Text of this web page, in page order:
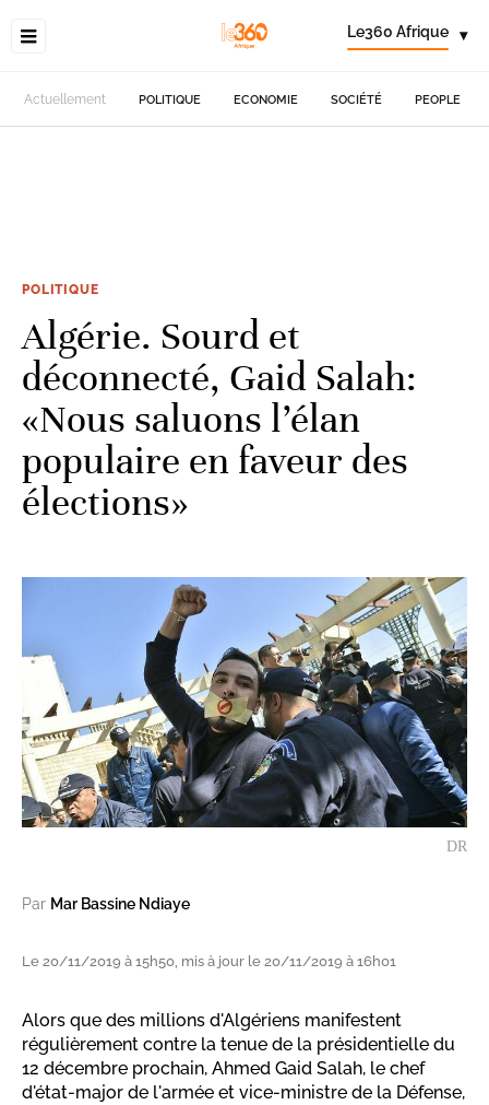
Le360 Afrique ▾
Actuellement POLITIQUE ECONOMIE SOCIÉTÉ PEOPLE
POLITIQUE
Algérie. Sourd et
déconnecté, Gaid Salah:
«Nous saluons l’élan
populaire en faveur des
élections»
DR
Par Mar Bassine Ndiaye
Le 20/11/2019 à 15h50, mis à jour le 20/11/2019 à 16h01
Alors que des millions d'Algériens manifestent
régulièrement contre la tenue de la présidentielle du
12 décembre prochain, Ahmed Gaid Salah, le chef
d'état-major de l'armée et vice-ministre de la Défense,